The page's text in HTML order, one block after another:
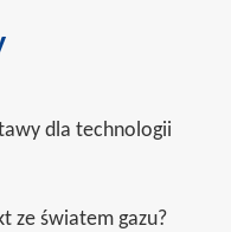
dla technologii
ze światem gazu?